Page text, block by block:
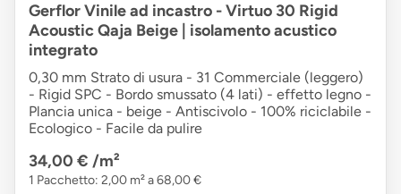
Gerflor Vinile ad incastro - Virtuo 30 Rigid
Acoustic Qaja Beige | isolamento acustico
integrato
0,30 mm Strato di usura - 31 Commerciale (leggero)
- Rigid SPC - Bordo smussato (4 lati) - effetto legno -
Plancia unica - beige - Antiscivolo - 100% riciclabile -
Ecologico - Facile da pulire
34,00 € /m²
1 Pacchetto: 2,00 m² a 68,00 €